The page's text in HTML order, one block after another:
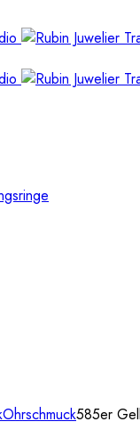
Ohrschmuck585er